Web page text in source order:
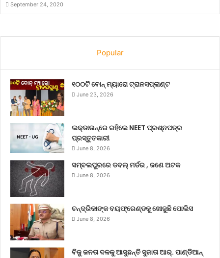
September 24, 2020
Popular
୧୦୦ଟି ବୋନ୍ ମ୍ୟାରୋ ଟ୍ରାନସପ୍ଲାଣ୍ଟ
June 23, 2026
ଲକ୍‌ଡାଉନ୍‌ରେ ରହିଲେ NEET ପ୍ରଶ୍ନପତ୍ର
ପ୍ରସ୍ତୁତକାରୀ
June 8, 2026
ସମ୍ବଲପୁରରେ ଡବଲ୍ ମର୍ଡର , ଜଣେ ଅଟକ
June 8, 2026
ଚନ୍ଦ୍ରିକାଙ୍କ ବୟଫ୍ରେଣ୍ଡକୁ ଖୋଜୁଛି ପୋଲିସ
June 8, 2026
ବିଜୁ ଜନତା ଦଳକୁ ଆସୁଛନ୍ତି ସୁଜାତା ଆର୍‌. ପାଣ୍ଡିଆନ୍